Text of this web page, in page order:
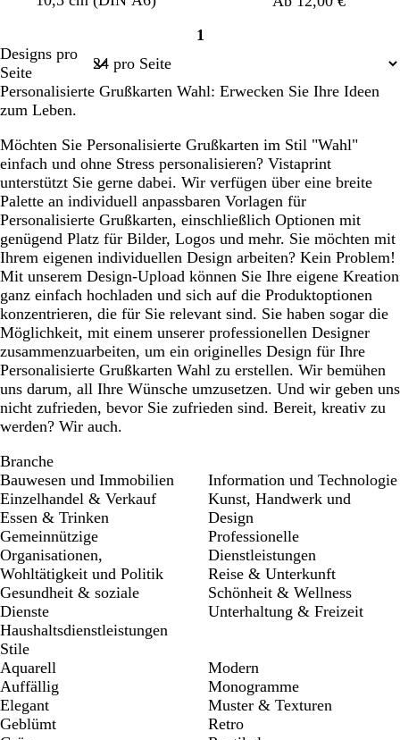
s
a
o
t
a
s
g
e
b
r
u
n
Seite
1
Designs pro
Seite
Personalisierte Grußkarten Wahl: Erwecken Sie Ihre Ideen
zum Leben.
Möchten Sie Personalisierte Grußkarten im Stil "Wahl"
einfach und ohne Stress personalisieren? Vistaprint
unterstützt Sie gerne dabei. Wir verfügen über eine breite
Palette an individuell anpassbaren Vorlagen für
Personalisierte Grußkarten, einschließlich Optionen mit
genügend Platz für Bilder, Logos und mehr. Sie möchten mit
Ihrem eigenen individuellen Design arbeiten? Kein Problem!
Mit unserem Design-Upload können Sie Ihre eigene Kreation
ganz einfach hochladen und sich auf die Produktoptionen
konzentrieren, die für Sie relevant sind. Sie haben sogar die
Möglichkeit, mit einem unserer professionellen Designer
zusammenzuarbeiten, um ein originelles Design für Ihre
Personalisierte Grußkarten Wahl zu erstellen. Wir bemühen
uns darum, all Ihre Wünsche umzusetzen. Und wir geben uns
nicht zufrieden, bevor Sie zufrieden sind. Bereit, kreativ zu
werden? Wir auch.
Branche
Bauwesen und Immobilien
Einzelhandel & Verkauf
Essen & Trinken
Gemeinnützige
Organisationen,
Wohltätigkeit und Politik
Gesundheit & soziale
Dienste
Haushaltsdienstleistungen
Information und Technologie
Kunst, Handwerk und
Design
Professionelle
Dienstleistungen
Reise & Unterkunft
Schönheit & Wellness
Unterhaltung & Freizeit
Stile
Aquarell
Auffällig
Elegant
Geblümt
Modern
Monogramme
Muster & Texturen
Retro